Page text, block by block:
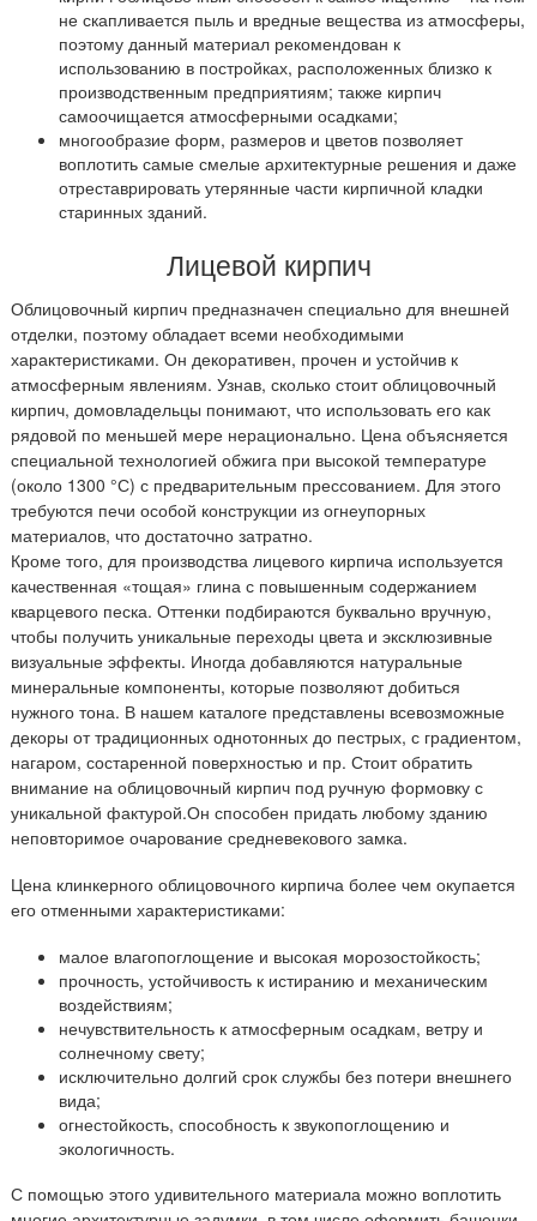
не скапливается пыль и вредные вещества из атмосферы,
поэтому данный материал рекомендован к
использованию в постройках, расположенных близко к
производственным предприятиям; также кирпич
самоочищается атмосферными осадками;
многообразие форм, размеров и цветов позволяет
воплотить самые смелые архитектурные решения и даже
отреставрировать утерянные части кирпичной кладки
старинных зданий.
Лицевой кирпич
Облицовочный кирпич предназначен специально для внешней
отделки, поэтому обладает всеми необходимыми
характеристиками. Он декоративен, прочен и устойчив к
атмосферным явлениям. Узнав, сколько стоит облицовочный
кирпич, домовладельцы понимают, что использовать его как
рядовой по меньшей мере нерационально. Цена объясняется
специальной технологией обжига при высокой температуре
(около 1300 °С) с предварительным прессованием. Для этого
требуются печи особой конструкции из огнеупорных
материалов, что достаточно затратно.
Кроме того, для производства лицевого кирпича используется
качественная «тощая» глина с повышенным содержанием
кварцевого песка. Оттенки подбираются буквально вручную,
чтобы получить уникальные переходы цвета и эксклюзивные
визуальные эффекты. Иногда добавляются натуральные
минеральные компоненты, которые позволяют добиться
нужного тона. В нашем каталоге представлены всевозможные
декоры от традиционных однотонных до пестрых, с градиентом,
нагаром, состаренной поверхностью и пр. Стоит обратить
внимание на облицовочный кирпич под ручную формовку с
уникальной фактурой.Он способен придать любому зданию
неповторимое очарование средневекового замка.
Цена клинкерного облицовочного кирпича более чем окупается
его отменными характеристиками:
малое влагопоглощение и высокая морозостойкость;
прочность, устойчивость к истиранию и механическим
воздействиям;
нечувствительность к атмосферным осадкам, ветру и
солнечному свету;
исключительно долгий срок службы без потери внешнего
вида;
огнестойкость, способность к звукопоглощению и
экологичность.
С помощью этого удивительного материала можно воплотить